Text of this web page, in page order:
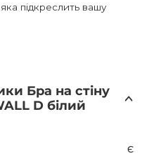
підкреслить вашу
від вологості.
зливається з
доповнюючи їх
Бра на стіну
D білий
Є